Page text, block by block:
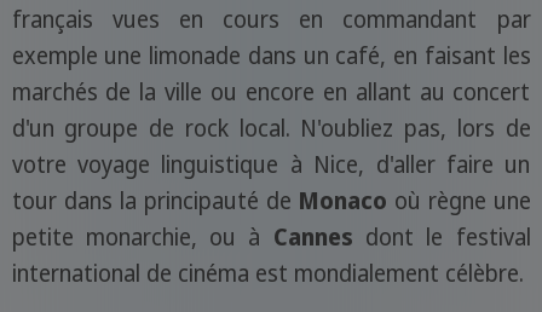
français vues en cours en commandant par
exemple une limonade dans un café, en faisant les
marchés de la ville ou encore en allant au concert
d'un groupe de rock local. N'oubliez pas, lors de
votre voyage linguistique à Nice, d'aller faire un
tour dans la principauté de Monaco où règne une
petite monarchie, ou à Cannes dont le festival
international de cinéma est mondialement célèbre.